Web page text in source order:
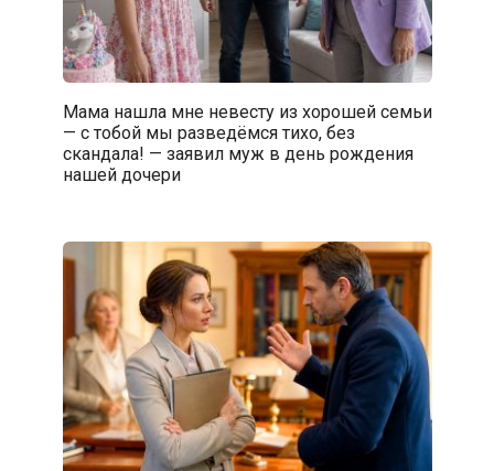
Мама нашла мне невесту из хорошей семьи
— с тобой мы разведёмся тихо, без
скандала! — заявил муж в день рождения
нашей дочери